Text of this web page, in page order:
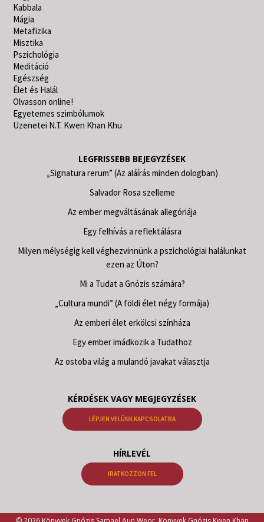
Kabbala
Mágia
Metafizika
Misztika
Pszichológia
Meditáció
Egészség
Élet és Halál
Olvasson online!
Egyetemes szimbólumok
Üzenetei N.T. Kwen Khan Khu
LEGFRISSEBB BEJEGYZÉSEK
„Signatura rerum” (Az aláírás minden dologban)
Salvador Rosa szelleme
Az ember megváltásának allegóriája
Egy felhívás a reflektálásra
Milyen mélységig kell véghezvinnünk a pszichológiai halálunkat
ezen az Úton?
Mi a Tudat a Gnózis számára?
„Cultura mundi” (A földi élet négy formája)
Az emberi élet erkölcsi színháza
Egy ember imádkozik a Tudathoz
Az ostoba világ a mulandó javakat választja
KÉRDÉSEK VAGY MEGJEGYZÉSEK
LÉPJEN VELÜNK KAPCSOLATBA
HÍRLEVÉL
IRATKOZZON FEL